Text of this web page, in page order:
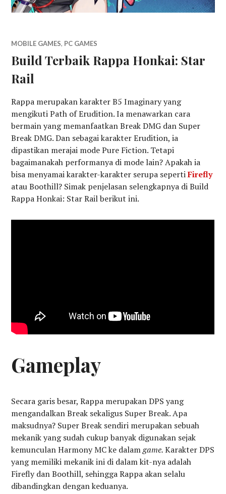
MOBILE GAMES, PC GAMES
Build Terbaik Rappa Honkai: Star
Rail
Rappa merupakan karakter B5 Imaginary yang
mengikuti Path of Erudition. Ia menawarkan cara
bermain yang memanfaatkan Break DMG dan Super
Break DMG. Dan sebagai karakter Erudition, ia
dipastikan merajai mode Pure Fiction. Tetapi
bagaimanakah performanya di mode lain? Apakah ia
bisa menyamai karakter-karakter serupa sepertiFirefly
atau Boothill? Simak penjelasan selengkapnya di Build
Rappa Honkai: Star Rail berikut ini.
Gameplay
Secara garis besar, Rappa merupakan DPS yang
mengandalkan Break sekaligus Super Break. Apa
maksudnya? Super Break sendiri merupakan sebuah
mekanik yang sudah cukup banyak digunakan sejak
kemunculan Harmony MC ke dalamgame.Karakter DPS
yang memiliki mekanik ini di dalam kit-nya adalah
Firefly dan Boothill, sehingga Rappa akan selalu
dibandingkan dengan keduanya.